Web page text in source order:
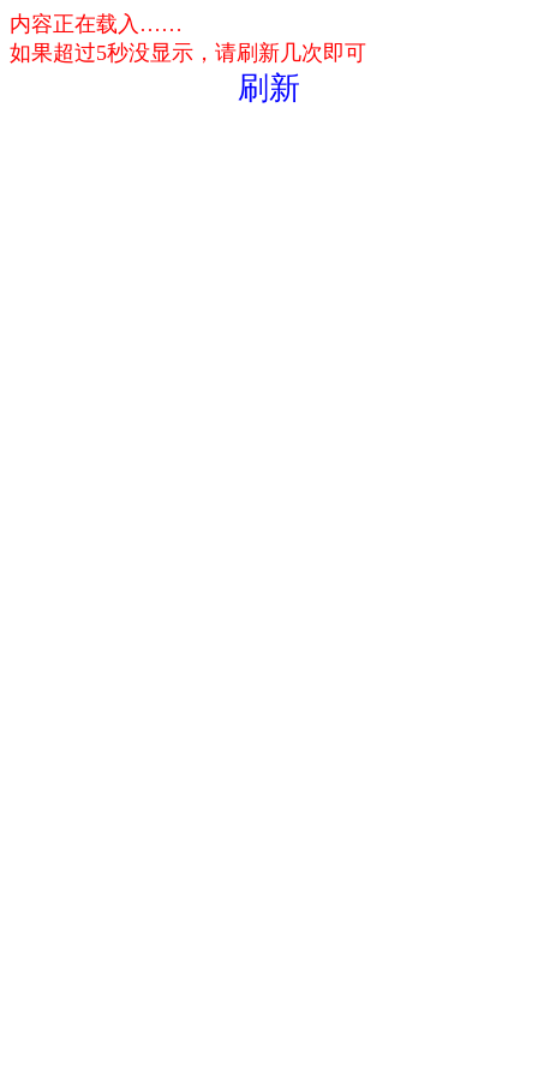
内容正在载入……
如果超过5秒没显示，请刷新几次即可
刷新